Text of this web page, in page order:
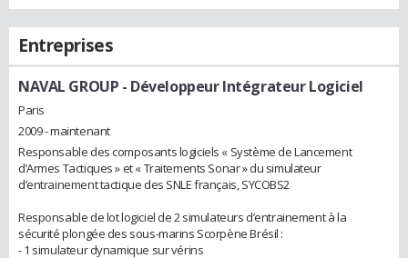
Entreprises
NAVAL GROUP - Développeur Intégrateur Logiciel
Paris
2009 - maintenant
Responsable des composants logiciels « Système de Lancement
d’Armes Tactiques » et « Traitements Sonar » du simulateur
d’entrainement tactique des SNLE français, SYCOBS2
Responsable de lot logiciel de 2 simulateurs d’entrainement à la
sécurité plongée des sous-marins Scorpène Brésil :
- 1 simulateur dynamique sur vérins